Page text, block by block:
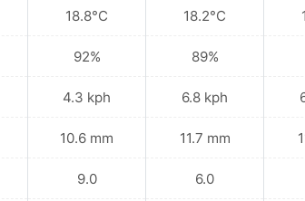
18.8°C
92%
4.3 kph
10.6 mm
9.0
18.2°C
89%
6.8 kph
11.7 mm
6.0